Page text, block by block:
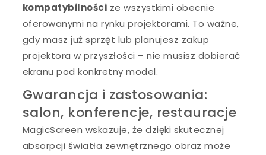
kompatybilności ze wszystkimi obecnie
oferowanymi na rynku projektorami. To ważne,
gdy masz już sprzęt lub planujesz zakup
projektora w przyszłości – nie musisz dobierać
ekranu pod konkretny model.
Gwarancja i zastosowania:
salon, konferencje, restauracje
MagicScreen wskazuje, że dzięki skutecznej
absorpcji światła zewnętrznego obraz może